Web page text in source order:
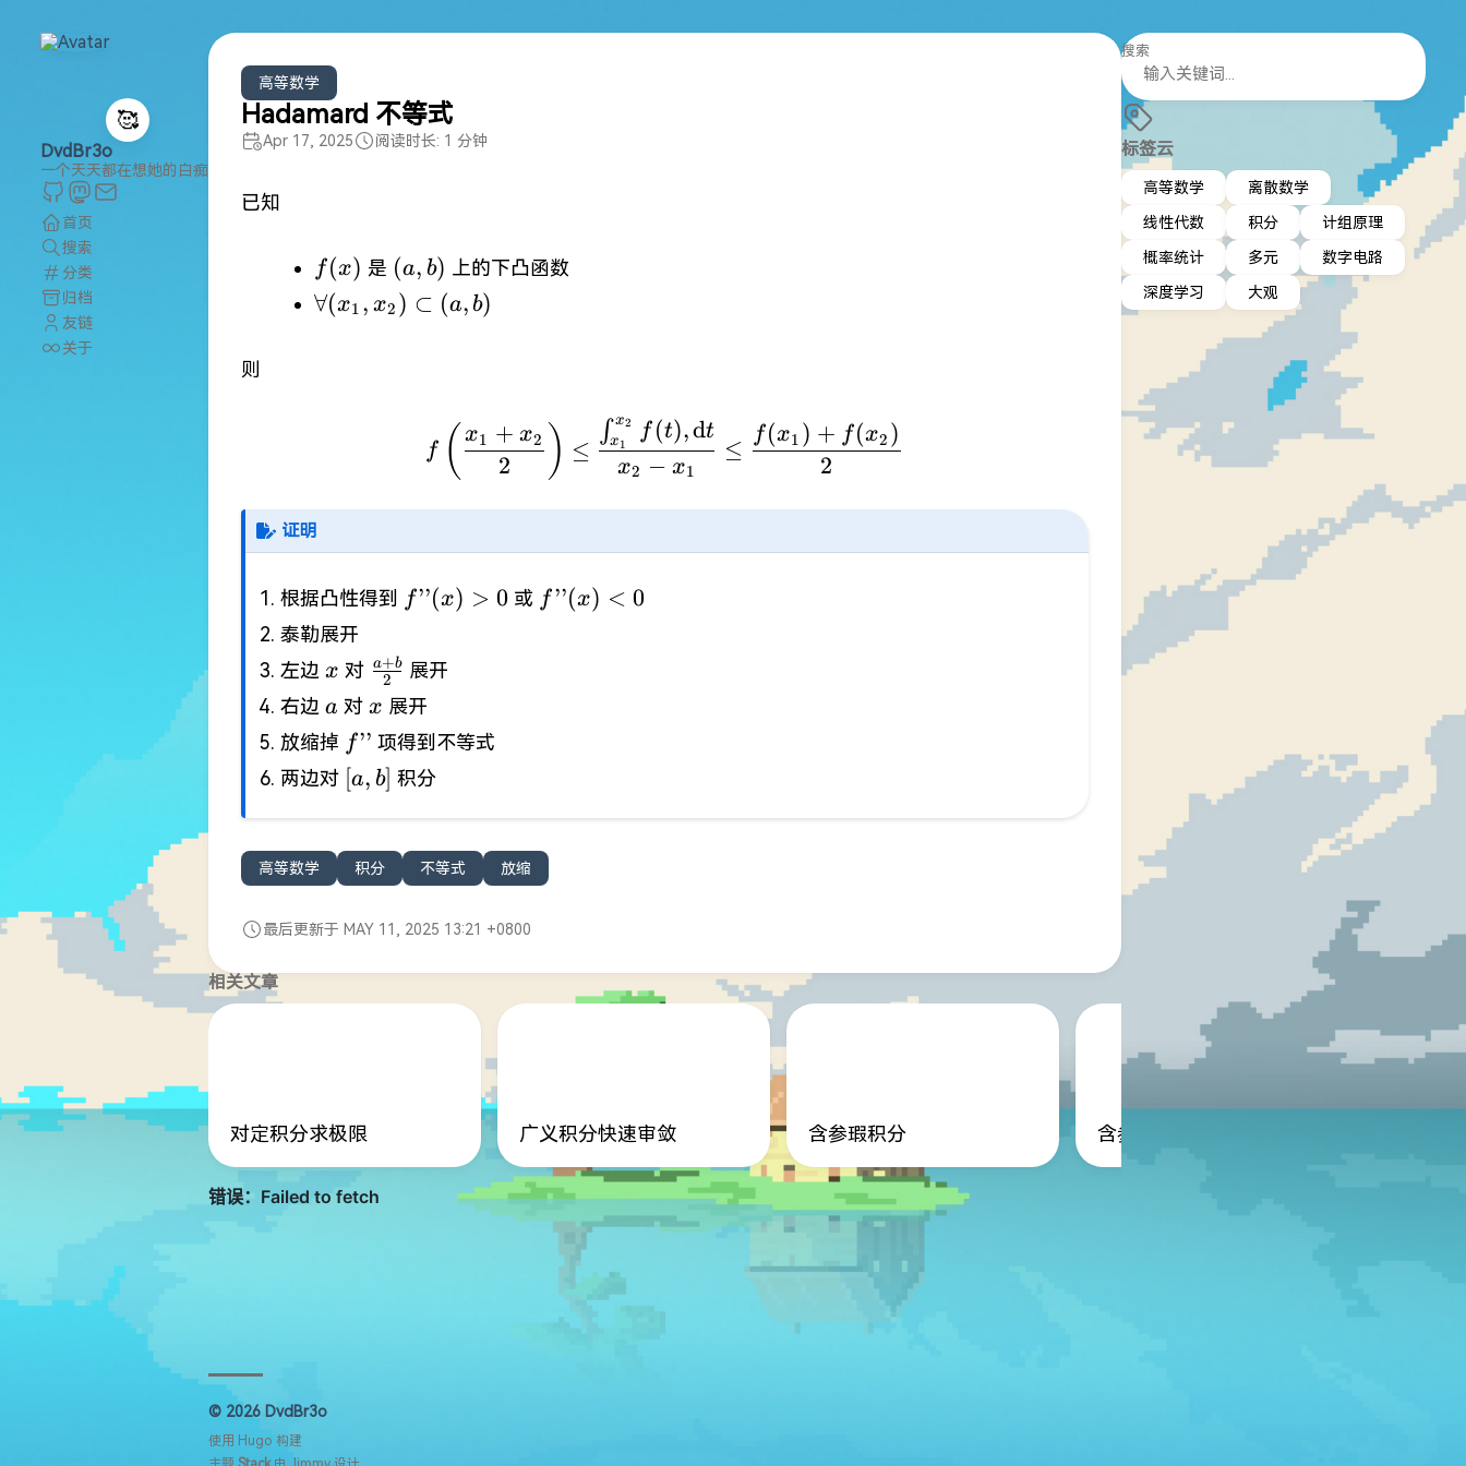
🥰
DvdBr3o
一个天天都在想她的白痴
首页
搜索
分类
归档
友链
关于
搜索
标签云
高等数学
离散数学
线性代数
积分
计组原理
概率统计
多元
数字电路
深度学习
大观
高等数学
Hadamard 不等式
Apr 17, 2025 阅读时长: 1 分钟
已知
f(x)
f(x) 是 (a,b)
(a, b) 上的下凸函数
\forall(x_{1},x_{2})\subset(a,b)
∀(x1 , x2 ) ⊂ (a, b)
则
f\left( \frac{x_{1}+x_{2}}{2} \right)\leq \frac{\int_{x_{1}}^{x_{2}}
f ( 2
x1 + x2 ) ≤
x2 − x1
∫x1
x2 f (t),dt
≤
2
f(x1 ) + f(x2 )
证明
根据凸性得到 f’’(x)>0
f’’(x) > 0 或 f’’(x)
f’’(x) < 0
泰勒展开
左边 x
x 对 \frac{a+b}
{2}
2
a+b 展开
右边 a
a 对 x
x 展开
放缩掉 f’’
f’’ 项得到不等式
两边对 [a,b]
[a, b] 积分
高等数学 积分 不等式 放缩
最后更新于 MAY 11, 2025 13:21 +0800
相关文章
对定积分求极限 广义积分快速审敛 含参瑕积分 含参无穷积分
© 2026 DvdBr3o
使用 Hugo 构建